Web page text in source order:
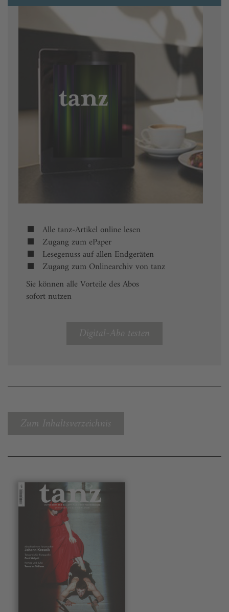
Alle tanz-Artikel online lesen
Zugang zum ePaper
Lesegenuss auf allen Endgeräten
Zugang zum Onlinearchiv von tanz
Sie können alle Vorteile des Abos
sofort nutzen
Digital-Abo testen
Zum Inhaltsverzeichnis